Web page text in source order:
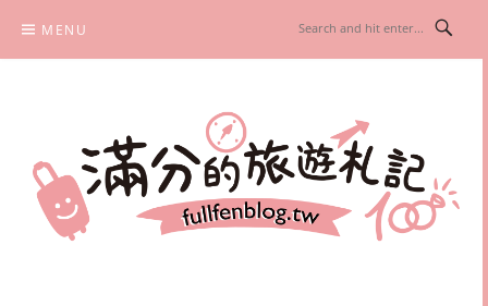
content
MENU